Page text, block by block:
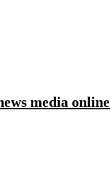
media online